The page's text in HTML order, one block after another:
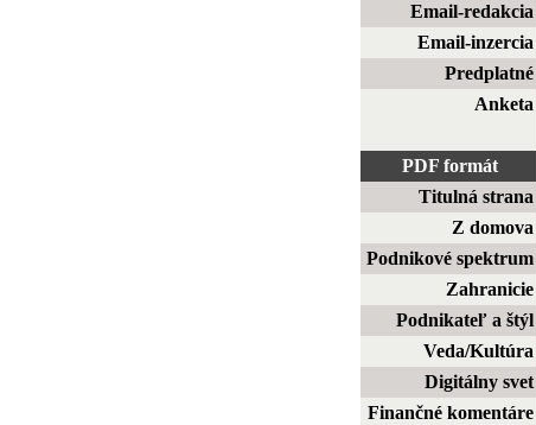
Email-redakcia
Email-inzercia
Predplatné
Anketa
PDF formát
Titulná strana
Z domova
Podnikové spektrum
Zahranicie
Podnikateľ a štýl
Veda/Kultúra
Digitálny svet
Finančné komentáre